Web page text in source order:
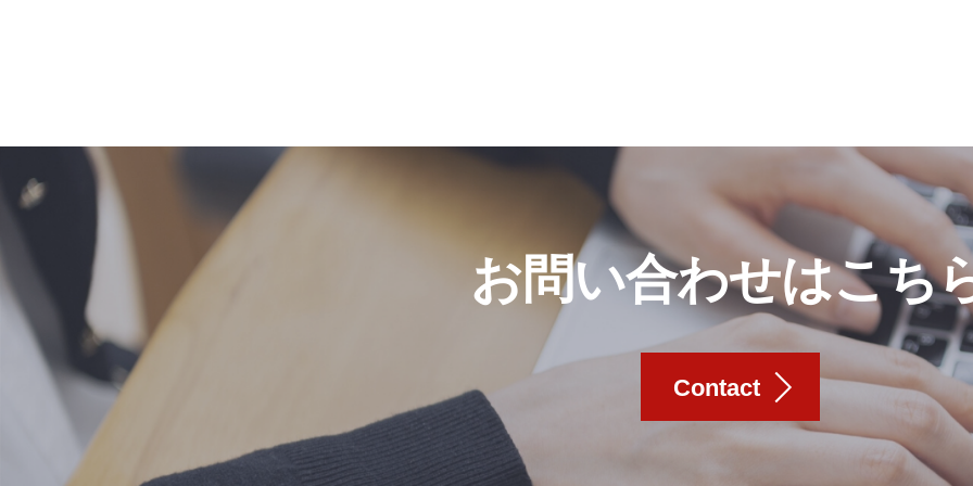
お問い合わせはこち
Contact